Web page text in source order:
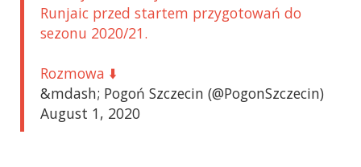
Runjaic przed startem przygotowań do
sezonu 2020/21.
Rozmowa ⬇️
&mdash; Pogoń Szczecin (@PogonSzczecin)
August 1, 2020